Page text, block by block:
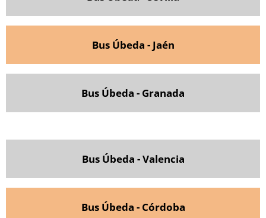
Bus Úbeda - Jaén
Bus Úbeda - Granada
Bus Úbeda - Valencia
Bus Úbeda - Córdoba